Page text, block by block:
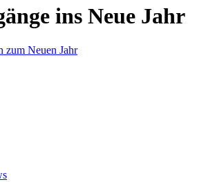
ins Neue Jahr
zum Neuen Jahr